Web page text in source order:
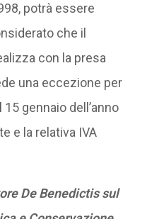
potrà essere
che il
con la presa
una eccezione per
gennaio dell’anno
e la relativa IVA
De Benedictis sul